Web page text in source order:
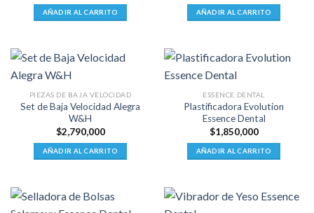
pueden
elegir
página
producto
pueden
elegir
página
de
producto
AÑADIR AL CARRITO AÑADIR AL CARRITO
PIEZAS DE BAJA VELOCIDAD
Set de Baja Velocidad Alegra
W&H
$2,790,000
AÑADIR AL CARRITO
ESSENCE DENTAL
Plastificadora Evolution
Essence Dental
$1,850,000
AÑADIR AL CARRITO